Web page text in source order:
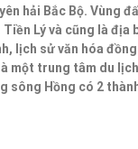
hải Bắc Bộ. Vùng
Lý và cũng là
lịch sử văn hóa
một trung tâm du
sông Hồng có 2